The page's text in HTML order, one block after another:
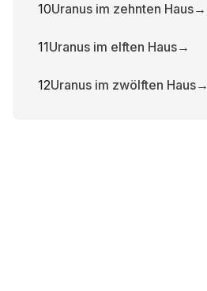
10Uranus im zehnten Haus→
11Uranus im elften Haus→
12Uranus im zwölften Haus→